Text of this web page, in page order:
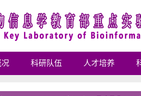
况 科研队伍 人才培养